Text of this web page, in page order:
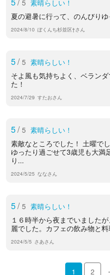
5 素晴らしい！
夏の避暑に行って、のんびりゆ
2024/8/10 ぼくんち杉並区†さん
5/ 5 素晴らしい！
そよ風も気持ちよく、ベラン
た！
2024/7/29 すたおさん
5/ 5 素晴らしい！
素敵なところでした！ 土曜で
ゆったり過ごせて3歳児も大満
り...
2024/5/25 ななさん
5/ 5 素晴らしい！
１６時半から夜までいました
麗でした。カフェの飲み物と料
2024/5/5 さあさん
1 2